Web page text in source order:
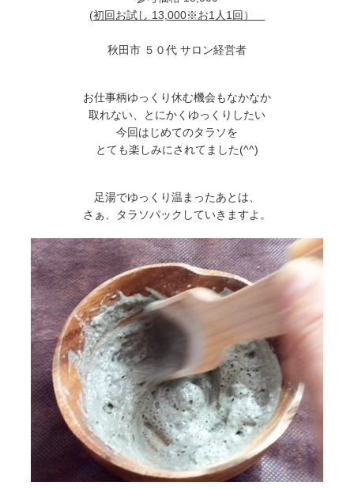
(初回お試し 13,000※お1人1回）
秋田市 ５０代 サロン経営者
お仕事柄ゆっくり休む機会もなかなか
取れない、とにかくゆっくりしたい
今回はじめてのタラソを
とても楽しみにされてました(^^)
足湯でゆっくり温まったあとは、
さぁ、タラソパックしていきますよ。